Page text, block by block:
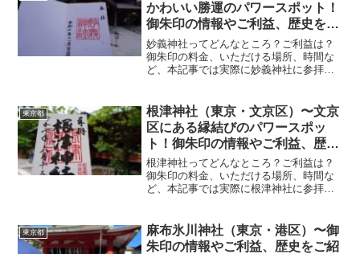
かわいい勝運のパワースポット！
御朱印の情報やご利益、歴史をご
紹介します！〜
妙義神社ってどんなところ？ご利益は？
御朱印の料金、いただける場所、時間な
ど、本記事では実際に妙義神社に参拝し
神社は白雉2年（651年）に創建されたと
伝えられる豊島区最...
東京都
根津神社（東京・文京区）〜文京
区にある縁結びのパワースポッ
ト！御朱印の情報やご利益、歴史
をご紹介します！〜
根津神社ってどんなところ？ご利益は？
御朱印の料金、いただける場所、時間な
ど、本記事では実際に根津神社に参拝し
神社は日本武尊が創建したと伝わる1900
年の歴史を持つ由緒...
東京都
麻布氷川神社（東京・港区）〜御
朱印の情報やご利益、歴史をご紹